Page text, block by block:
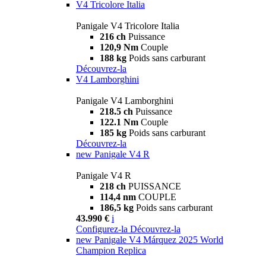
V4 Tricolore Italia
Panigale V4 Tricolore Italia
216 ch Puissance
120,9 Nm Couple
188 kg Poids sans carburant
Découvrez-la
V4 Lamborghini
Panigale V4 Lamborghini
218.5 ch Puissance
122.1 Nm Couple
185 kg Poids sans carburant
Découvrez-la
new Panigale V4 R
Panigale V4 R
218 ch PUISSANCE
114,4 nm COUPLE
186,5 kg Poids sans carburant
43.990 € i
Configurez-la Découvrez-la
new Panigale V4 Márquez 2025 World
Champion Replica